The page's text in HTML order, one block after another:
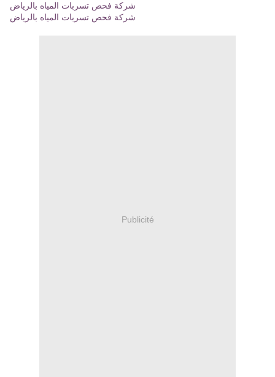
شركة فحص تسربات المياه بالرياض
شركة فحص تسربات المياه بالرياض
Publicité